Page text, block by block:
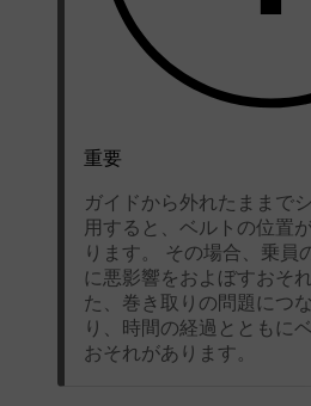
重要
ガイドから外れたままで
用すると、ベルトの位置
ります。 その場合、乗員
に悪影響をおよぼすおそ
た、巻き取りの問題につ
り、時間の経過とともに
おそれがあります。